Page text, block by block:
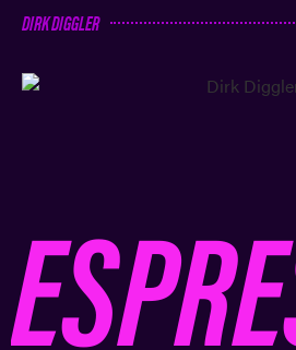
DIRK DIGGLER